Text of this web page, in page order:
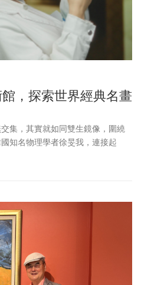
，探索世界經典名畫
集，其實就如同雙生鏡像，圍繞
知名物理學者徐旻我，連接起
可及的山峰，提供一個觀察世